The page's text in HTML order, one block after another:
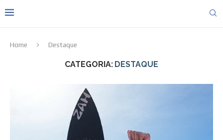
Home Destaque
CATEGORIA: DESTAQUE